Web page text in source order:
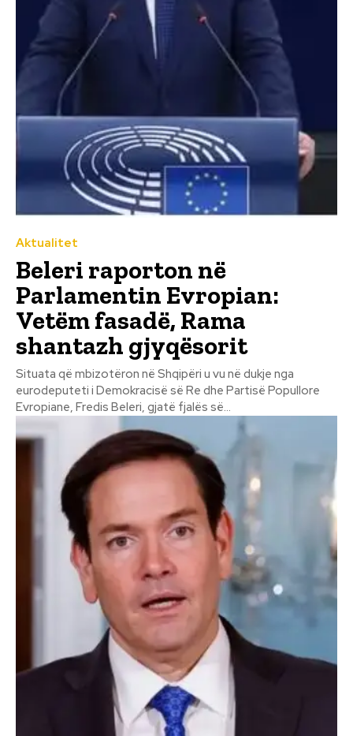
Aktualitet
Beleri raporton në
Parlamentin Evropian:
Vetëm fasadë, Rama
shantazh gjyqësorit
Situata që mbizotëron në Shqipëri u vu në dukje nga
eurodeputeti i Demokracisë së Re dhe Partisë Popullore
Evropiane, Fredis Beleri, gjatë fjalës së...